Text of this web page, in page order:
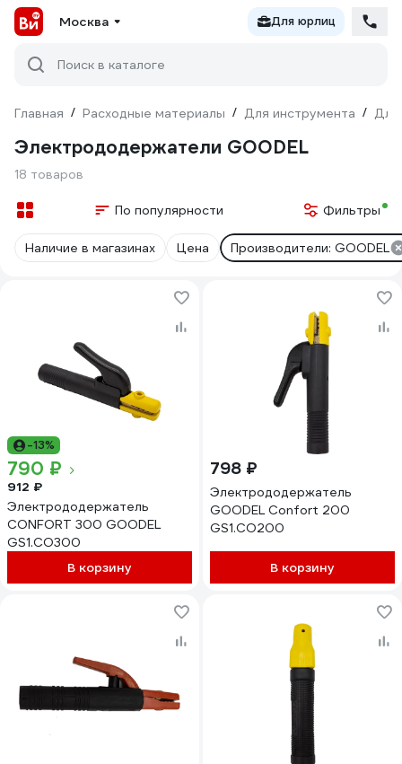
Москва Для юрлиц
Поиск в каталоге
Главная / Расходные материалы / Для инструмента / Для
Электрододержатели GOODEL
18 товаров
По популярности Фильтры
Наличие в магазинах Цена Производители: GOODEL
-13%
790 ₽
912 ₽
Электрододержатель
CONFORT 300 GOODEL
GS1.CO300
В корзину
798 ₽
Электрододержатель
GOODEL Confort 200
GS1.CO200
В корзину